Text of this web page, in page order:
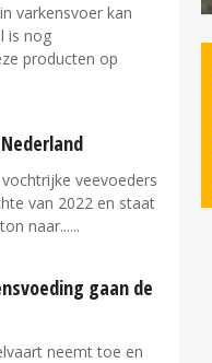
varkensvoer kan
is nog
producten op
veevoeders
van 2022 en staat
naar...
gaan de
neemt toe en